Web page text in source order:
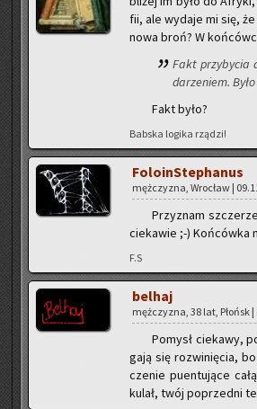
fii, ale wy­da­je mi się,
no­wa broń? W
Fakt przy­by­cia
da­rze­niem.
Fakt było?
Bab­ska lo­gi­ka rzą­dzi!
Fo­lo­in­Ste­pha­nus
męż­czy­zna, Wro­cław |
Przy­znam
cie­ka­wie ;-) Koń­ców­ka
F.S
bel­haj
męż­czy­zna, 38 lat, Płońsk |
Po­mysł cie­ka­wy,
ga­ją się roz­wi­nię­cia,
cze­nie pu­en­tu­ją­ce
kulał, twój po­przed­ni